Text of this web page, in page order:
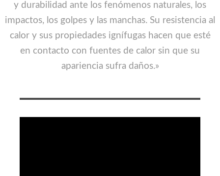
y durabilidad ante los fenómenos naturales, los
impactos, los golpes y las manchas. Su resistencia al
calor y sus propiedades ignífugas hacen que esté
en contacto con fuentes de calor sin que su
apariencia sufra daños.»